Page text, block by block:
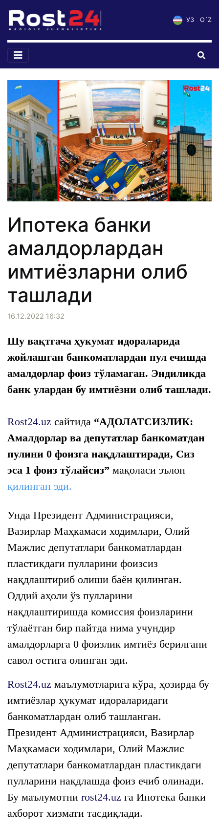
УЗ O`Z
Ипотека банки
амалдорлардан
имтиёзларни олиб
ташлади
16.12.2022 16:32
Шу вақтгача ҳукумат идораларида
жойлашган банкоматлардан пул ечишда
амалдорлар фоиз тўламаган. Эндиликда
банк улардан бу имтиёзни олиб ташлади.
Rost24.uz сайтида “АДОЛАТСИЗЛИК:
Амалдорлар ва депутатлар банкоматдан
пулини 0 фоизга нақдлаштиради, Сиз
эса 1 фоиз тўлайсиз” мақоласи эълон
қилинган эди.
Унда Президент Администрацияси,
Вазирлар Маҳкамаси ходимлари, Олий
Мажлис депутатлари банкоматлардан
пластикдаги пулларини фоизсиз
нақдлаштириб олиши баён қилинган.
Оддий аҳоли ўз пулларини
нақдлаштиришда комиссия фоизларини
тўлаётган бир пайтда нима учундир
амалдорларга 0 фоизлик имтиёз берилгани
савол остига олинган эди.
Rost24.uz маълумотларига кўра, ҳозирда бу
имтиёзлар ҳукумат идораларидаги
банкоматлардан олиб ташланган.
Президент Администрацияси, Вазирлар
Маҳкамаси ходимлари, Олий Мажлис
депутатлари банкоматлардан пластикдаги
пулларини нақдлашда фоиз ечиб олинади.
Бу маълумотни rost24.uz га Ипотека банки
ахборот хизмати тасдиқлади.